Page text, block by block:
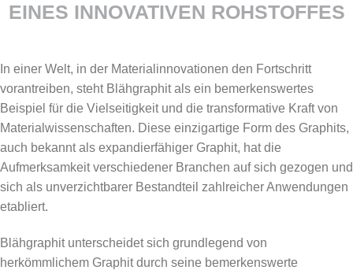
EINES INNOVATIVEN ROHSTOFFES
In einer Welt, in der Materialinnovationen den Fortschritt
vorantreiben, steht Blähgraphit als ein bemerkenswertes
Beispiel für die Vielseitigkeit und die transformative Kraft von
Materialwissenschaften. Diese einzigartige Form des Graphits,
auch bekannt als expandierfähiger Graphit, hat die
Aufmerksamkeit verschiedener Branchen auf sich gezogen und
sich als unverzichtbarer Bestandteil zahlreicher Anwendungen
etabliert.
Blähgraphit unterscheidet sich grundlegend von
herkömmlichem Graphit durch seine bemerkenswerte